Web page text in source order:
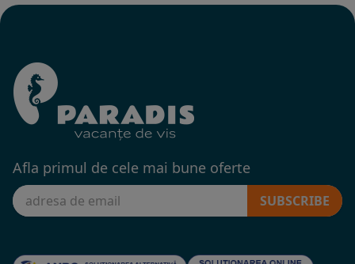
Afla primul de cele mai bune oferte
SUBSCRIBE